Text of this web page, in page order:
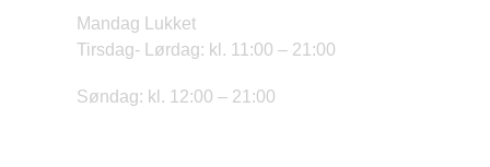
Mandag Lukket
Tirsdag- Lørdag: kl. 11:00 – 21:00
Søndag: kl. 12:00 – 21:00